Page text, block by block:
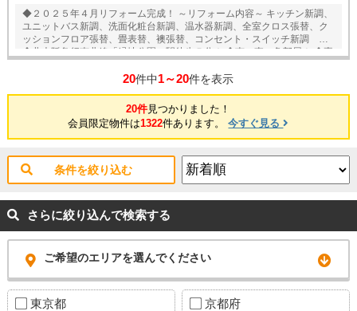
◆２０２５年４月リフォーム完成！ ～リフォーム内容～ キッチン新調、
ユニットバス新調、洗面化粧台新調、温水器新調、全室クロス張替、ク
ッションフロア張替、畳表替、襖張替、コンセント・スイッチ新調 等
◆北大阪急行南北線「緑地公園」駅徒歩５分！ ◆南・東の角部屋！ ◆専
★ 当店までお電話いただくか、もしくは24時間対応可能「内覧予約・お
問い合わせ」フォームよりお問い合わせ下さい！
20件中1～20件を表示
20件見つかりました！
会員限定物件は1322件あります。今すぐ見る
条件を絞り込む
さらに絞り込んで検索する
ご希望のエリアを選んでください
東京都 京都府